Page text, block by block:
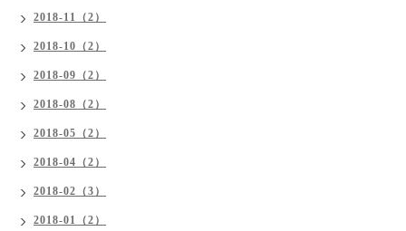
2018-11（2）
2018-10（2）
2018-09（2）
2018-08（2）
2018-05（2）
2018-04（2）
2018-02（3）
2018-01（2）